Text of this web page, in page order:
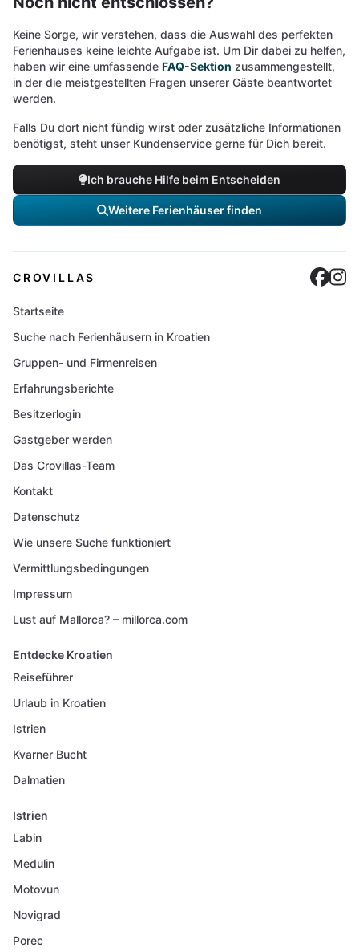
Keine Sorge, wir verstehen, dass die Auswahl des perfekten
Ferienhauses keine leichte Aufgabe ist. Um Dir dabei zu helfen,
haben wir eine umfassende FAQ-Sektion zusammengestellt,
in der die meistgestellten Fragen unserer Gäste beantwortet
werden.
Falls Du dort nicht fündig wirst oder zusätzliche Informationen
benötigst, steht unser Kundenservice gerne für Dich bereit.
Ich brauche Hilfe beim Entscheiden
Weitere Ferienhäuser finden
CROVILLAS
Startseite
Suche nach Ferienhäusern in Kroatien
Gruppen- und Firmenreisen
Erfahrungsberichte
Besitzerlogin
Gastgeber werden
Das Crovillas-Team
Kontakt
Datenschutz
Wie unsere Suche funktioniert
Vermittlungsbedingungen
Impressum
Lust auf Mallorca? – millorca.com
Entdecke Kroatien
Reiseführer
Urlaub in Kroatien
Istrien
Kvarner Bucht
Dalmatien
Istrien
Labin
Medulin
Motovun
Novigrad
Porec